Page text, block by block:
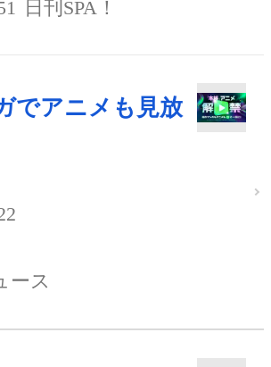
日刊SPA！
でアニメも見放
ース